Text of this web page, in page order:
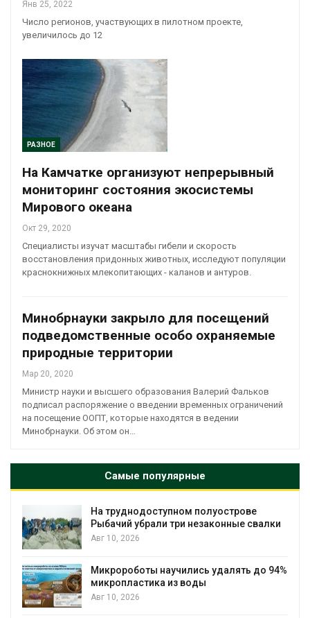
Янв 25, 2022
Число регионов, участвующих в пилотном проекте,
увеличилось до 12
РАЗНОЕ
На Камчатке организуют непрерывный
мониторинг состояния экосистемы
Мирового океана
Окт 29, 2020
Специалисты изучат масштабы гибели и скорость
восстановления придонных животных, исследуют популяции
краснокнижных млекопитающих - каланов и антуров.
Минобрнауки закрыло для посещений
подведомственные особо охраняемые
природные территории
Мар 20, 2020
Министр науки и высшего образования Валерий Фальков
подписал распоряжение о введении временных ограничений
на посещение ООПТ, которые находятся в ведении
Минобрнауки. Об этом он…
Самые популярные
На труднодоступном полуострове
Рыбачий убрали три незаконные свалки
Авг 10, 2026
Микророботы научились удалять до 94%
микропластика из воды
Авг 10, 2026